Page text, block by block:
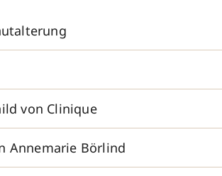
von Clinique
Annemarie Börlind